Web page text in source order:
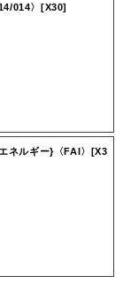
014〉[X30]
ネルギー}〈FAI〉[X3